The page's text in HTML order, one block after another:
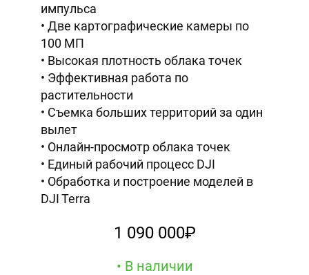
импульса
Две картографические камеры по
100 МП
Высокая плотность облака точек
Эффективная работа по
растительности
Съемка больших территорий за один
вылет
Онлайн-просмотр облака точек
Единый рабочий процесс DJI
Обработка и построение моделей в
DJI Terra
1 090 000₽
В наличии